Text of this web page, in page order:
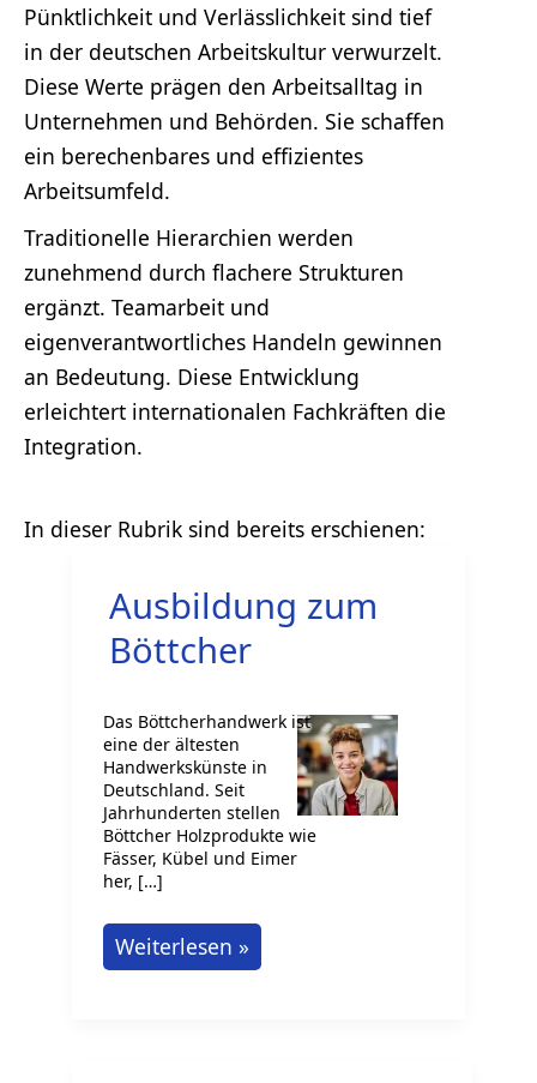
Pünktlichkeit und Verlässlichkeit sind tief
in der deutschen Arbeitskultur verwurzelt.
Diese Werte prägen den Arbeitsalltag in
Unternehmen und Behörden. Sie schaffen
ein berechenbares und effizientes
Arbeitsumfeld.
Traditionelle Hierarchien werden
zunehmend durch flachere Strukturen
ergänzt. Teamarbeit und
eigenverantwortliches Handeln gewinnen
an Bedeutung. Diese Entwicklung
erleichtert internationalen Fachkräften die
Integration.
Ausbildung zum
Böttcher
Das Böttcherhandwerk ist
eine der ältesten
Handwerkskünste in
Deutschland. Seit
Jahrhunderten stellen
Böttcher Holzprodukte wie
Fässer, Kübel und Eimer
her, […]
Ausbildung
zum
Weiterlesen »